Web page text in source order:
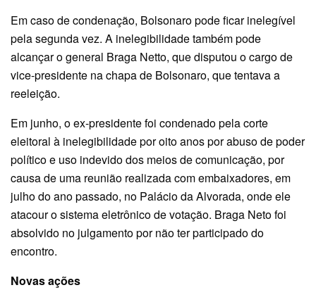
Em caso de condenação, Bolsonaro pode ficar inelegível
pela segunda vez. A inelegibilidade também pode
alcançar o general Braga Netto, que disputou o cargo de
vice-presidente na chapa de Bolsonaro, que tentava a
reeleição.
Em junho, o ex-presidente foi condenado pela corte
eleitoral à inelegibilidade por oito anos por abuso de poder
político e uso indevido dos meios de comunicação, por
causa de uma reunião realizada com embaixadores, em
julho do ano passado, no Palácio da Alvorada, onde ele
atacour o sistema eletrônico de votação. Braga Neto foi
absolvido no julgamento por não ter participado do
encontro.
Novas ações